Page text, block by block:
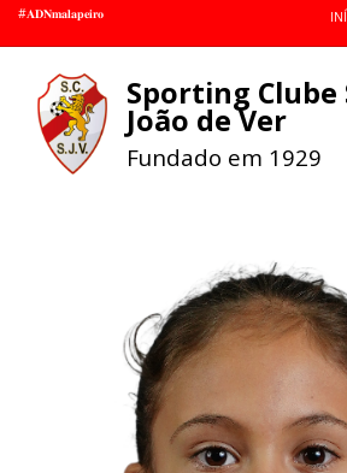
#𝐀𝐃𝐍𝐦𝐚𝐥𝐚𝐩𝐞𝐢𝐫𝐨
Sporting Clube
João de Ver
Fundado em 1929